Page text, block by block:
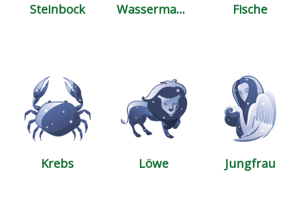
Steinbock Wassermann Fische
Krebs Löwe Jungfrau